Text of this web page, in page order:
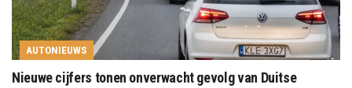
AUTONIEUWS
Nieuwe cijfers tonen onverwacht gevolg van Duitse